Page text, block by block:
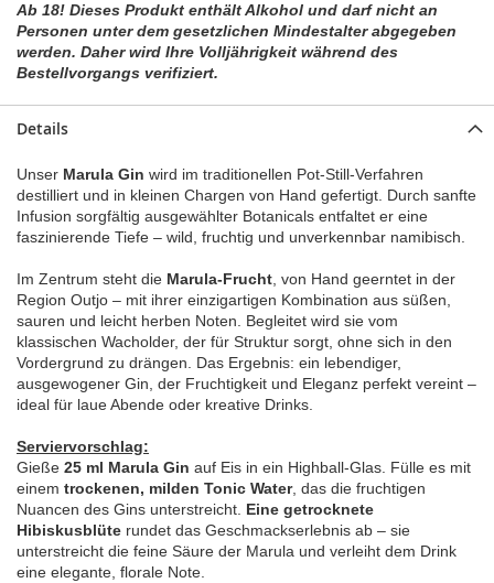
Ab 18! Dieses Produkt enthält Alkohol und darf nicht an
Personen unter dem gesetzlichen Mindestalter abgegeben
werden. Daher wird Ihre Volljährigkeit während des
Bestellvorgangs verifiziert.
Details
Unser Marula Gin wird im traditionellen Pot-Still-Verfahren
destilliert und in kleinen Chargen von Hand gefertigt. Durch sanfte
Infusion sorgfältig ausgewählter Botanicals entfaltet er eine
faszinierende Tiefe – wild, fruchtig und unverkennbar namibisch.
Im Zentrum steht die Marula-Frucht, von Hand geerntet in der
Region Outjo – mit ihrer einzigartigen Kombination aus süßen,
sauren und leicht herben Noten. Begleitet wird sie vom
klassischen Wacholder, der für Struktur sorgt, ohne sich in den
Vordergrund zu drängen. Das Ergebnis: ein lebendiger,
ausgewogener Gin, der Fruchtigkeit und Eleganz perfekt vereint –
ideal für laue Abende oder kreative Drinks.
Serviervorschlag:
Gieße 25 ml Marula Gin auf Eis in ein Highball-Glas. Fülle es mit
einem trockenen, milden Tonic Water, das die fruchtigen
Nuancen des Gins unterstreicht. Eine getrocknete
Hibiskusblüte rundet das Geschmackserlebnis ab – sie
unterstreicht die feine Säure der Marula und verleiht dem Drink
eine elegante, florale Note.